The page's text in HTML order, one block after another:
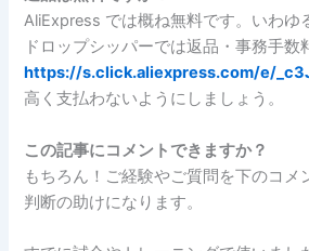
AliExpress では概ね無料です。いわゆ
ドロップシッパーでは返品・事務手数
https://s.click.aliexpress.com/e/
高く支払わないようにしましょう。
この記事にコメントできますか？
もちろん！ご経験やご質問を下のコメ
判断の助けになります。